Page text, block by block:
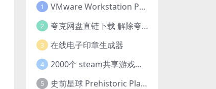
1 VMware Workstation Pro 16 永久激活密钥(序列号)
2 夸克网盘直链下载 解除夸克网盘下载限制 油猴脚本
3 在线电子印章生成器
4 2000个 steam共享游戏账号 离线steam账号分享
5 史前星球 Prehistoric Planet (2022) 中字 1080p 高清 阿里云盘 2022.5.27已更新全集